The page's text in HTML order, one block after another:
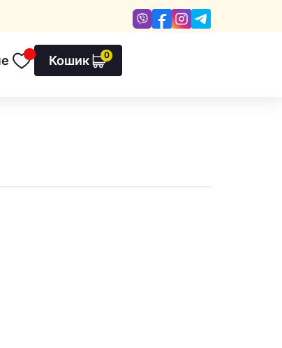
ViberFacebookInstagram
Кошик 0